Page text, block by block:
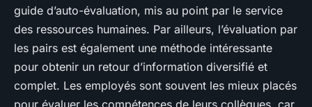
guide d’auto-évaluation, mis au point par le service
des ressources humaines. Par ailleurs, l’évaluation par
les pairs est également une méthode intéressante
pour obtenir un retour d’information diversifié et
complet. Les employés sont souvent les mieux placés